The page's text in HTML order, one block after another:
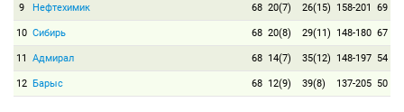
9 Нефтехимик 68 20(7) 26(15) 158-201 69
10 Сибирь 68 20(8) 29(11) 148-180 67
11 Адмирал 68 14(7) 35(12) 148-197 54
12 Барыс 68 12(9) 39(8) 137-205 50